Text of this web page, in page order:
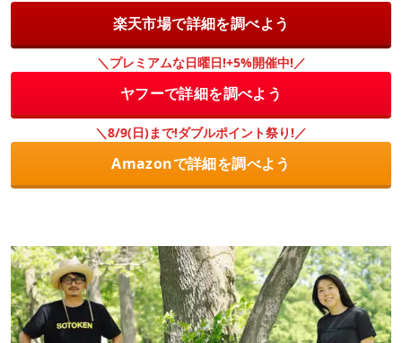
楽天市場で詳細を調べよう
＼プレミアムな日曜日!+5%開催中!／
ヤフーで詳細を調べよう
＼8/9(日)まで!ダブルポイント祭り!／
Amazonで詳細を調べよう